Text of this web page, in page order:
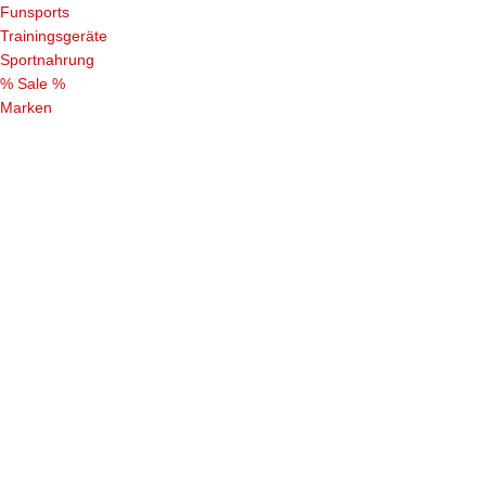
Funsports
Trainingsgeräte
Sportnahrung
% Sale %
Marken